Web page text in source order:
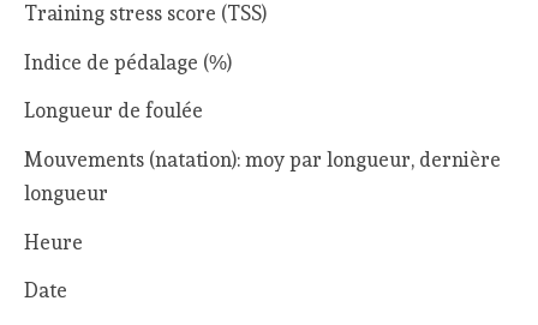
Training stress score (TSS)
Indice de pédalage (%)
Longueur de foulée
Mouvements (natation): moy par longueur, dernière
longueur
Heure
Date